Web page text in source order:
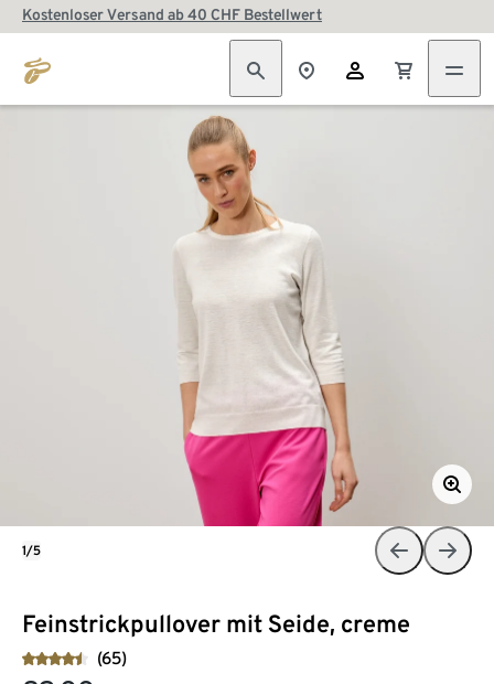
Kostenloser Versand ab 40 CHF Bestellwert
Feinstrickpullover mit Seide, creme
(65)
1/5